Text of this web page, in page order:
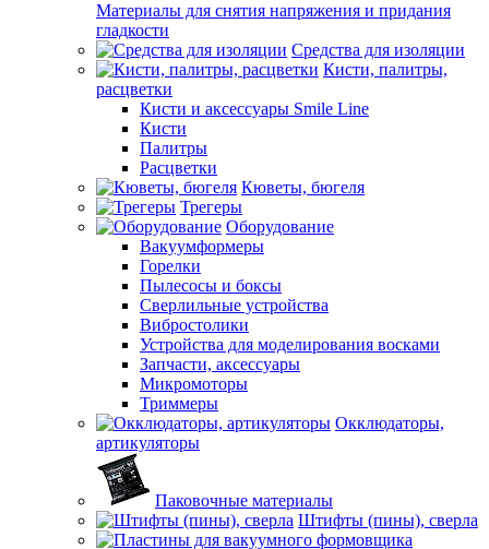
Материалы для снятия напряжения и придания
гладкости
Средства для изоляции
Кисти, палитры,
расцветки
Кисти и аксессуары Smile Line
Кисти
Палитры
Расцветки
Кюветы, бюгеля
Трегеры
Оборудование
Вакуумформеры
Горелки
Пылесосы и боксы
Сверлильные устройства
Вибростолики
Устройства для моделирования восками
Запчасти, аксессуары
Микромоторы
Триммеры
Окклюдаторы,
артикуляторы
Паковочные материалы
Штифты (пины), сверла